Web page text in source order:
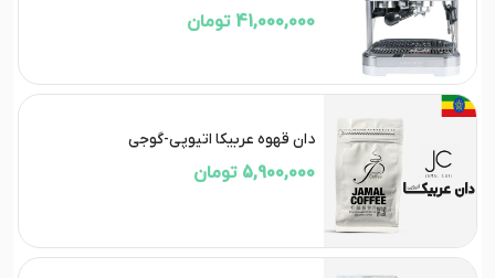
41,000,000 تومان
دان قهوه عربیکا اتیوپی-گوجی
5,900,000 تومان